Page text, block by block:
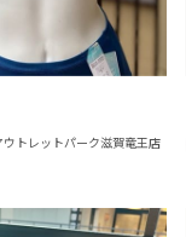
ウトレットパーク滋賀竜王店